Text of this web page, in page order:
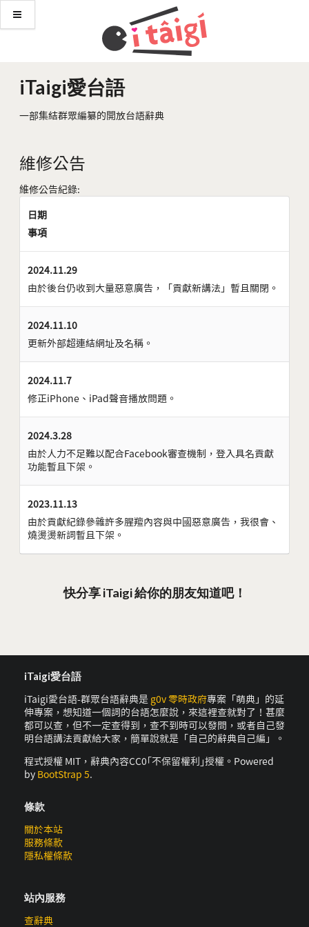
iTaigi愛台語
一部集結群眾編纂的開放台語辭典
維修公告
維修公告紀錄:
日期
事項
2024.11.29
由於後台仍收到大量惡意廣告，「貢獻新講法」暫且關閉。
2024.11.10
更新外部超連結網址及名稱。
2024.11.7
修正iPhone、iPad聲音播放問題。
2024.3.28
由於人力不足難以配合Facebook審查機制，登入具名貢獻
功能暫且下架。
2023.11.13
由於貢獻紀錄參雜許多腥羶內容與中國惡意廣告，我很會、
燒燙燙新詞暫且下架。
快分享 iTaigi 給你的朋友知道吧！
iTaigi愛台語
iTaigi愛台語-群眾台語辭典是 g0v 零時政府專案「萌典」的延
伸專案，想知道一個詞的台語怎麼說，來這裡查就對了！甚麼
都可以查，但不一定查得到，查不到時可以發問，或者自己發
明台語講法貢獻給大家，簡單說就是「自己的辭典自己編」。
程式授權 MIT，辭典內容CC0｢不保留權利｣授權。Powered
by BootStrap 5.
條款
關於本站
服務條款
隱私權條款
站內服務
查辭典